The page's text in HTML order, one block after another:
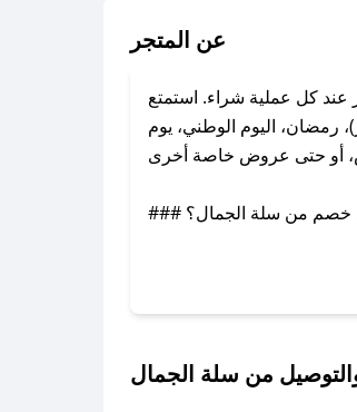
عن المتجر
كل عملية شراء. استمتع
اليوم الوطني، يوم
أو حتى عروض خاصة أخرى.
### كيف تحصل على كود خصم من سلة الجمال؟
لإضافته بسرعة.
من سلة الجمال